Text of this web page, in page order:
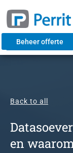
Beheer offerte
Back to all
en